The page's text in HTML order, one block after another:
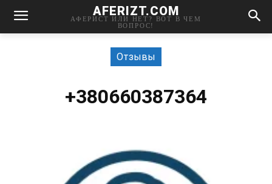
AFERIZT.COM
АФЕРИСТ ИЛИ НЕТ? ВОТ В ЧЕМ
ВОПРОС!
Отзывы
+380660387364